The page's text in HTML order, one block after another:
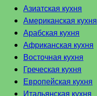
Азиатская кухня
Американская кухня
Арабская кухня
Африканская кухня
Восточная кухня
Греческая кухня
Европейская кухня
Итальянская кухня